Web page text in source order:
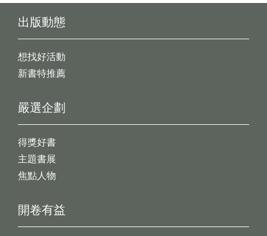
出版動態
想找好活動
新書特推薦
開卷有益
嚴選企劃
得獎好書
主題書展
焦點人物